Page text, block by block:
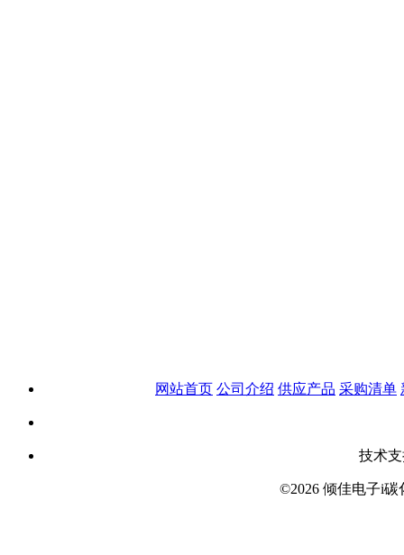
网站首页 公司介绍 供应产品 采购清单
技术
©2026 倾佳电子i